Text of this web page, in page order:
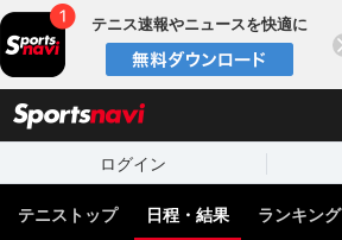
テニス速報やニュースを快適に
ログイン
テニストップ 日程・結果 ランキング